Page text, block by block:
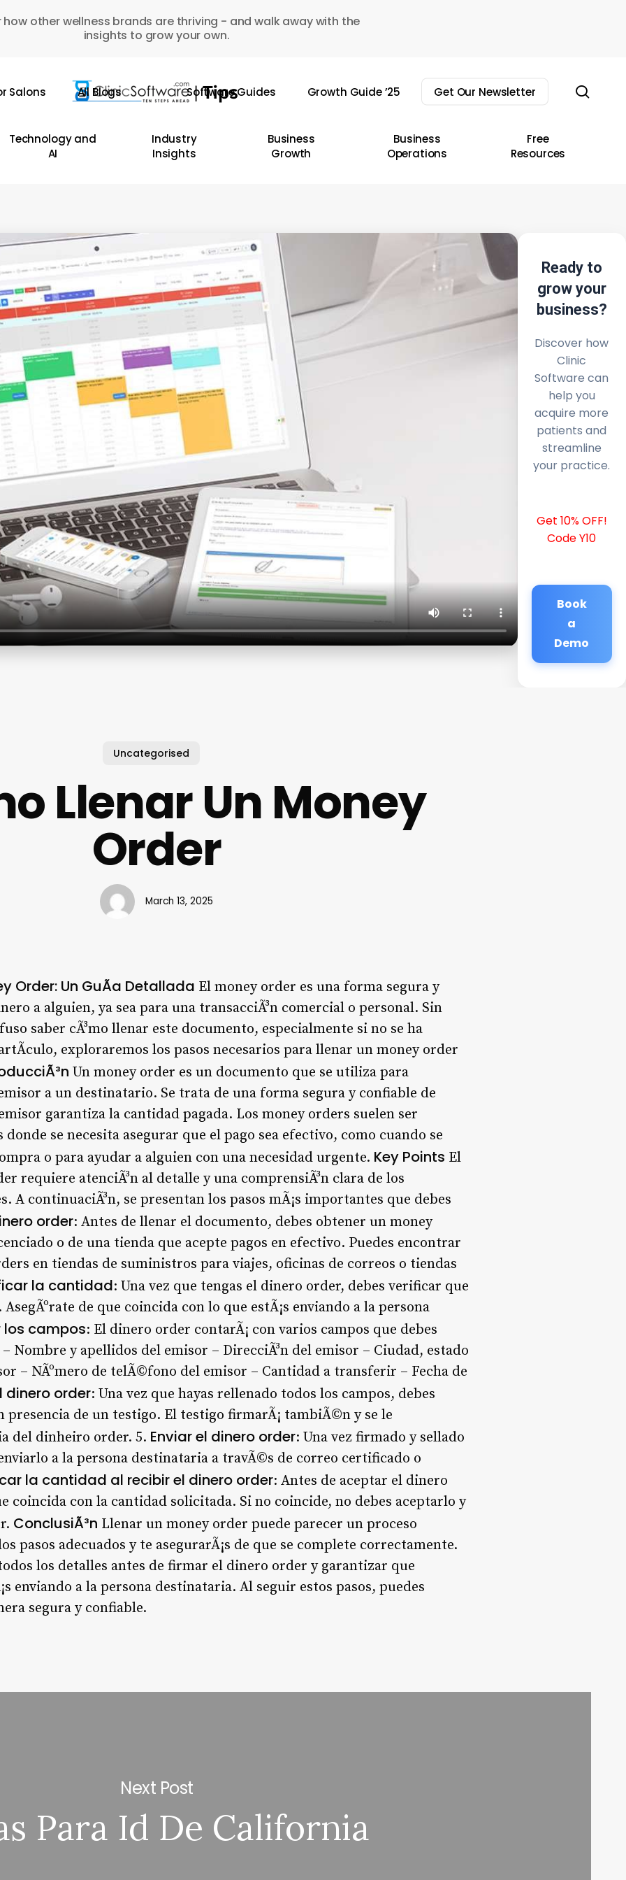
how other wellness brands are thriving - and walk away with the
insights to grow your own.
Salons All Blogs Software Guides Growth Guide ’25 Get Our Newsletter
Technology and
AI
Industry
Insights
Business
Growth
Business
Operations
Free
Resources
Ready to
grow your
business?
Discover how
Clinic
Software can
help you
acquire more
patients and
streamline
your practice.
Get 10% OFF!
Code Y10
Book
a
Demo
Uncategorised
Llenar Un Money
Order
March 13, 2025
Order: Un GuÃ­a Detallada El money order es una forma segura y
a alguien, ya sea para una transacciÃ³n comercial o personal. Sin
saber cÃ³mo llenar este documento, especialmente si no se ha
exploraremos los pasos necesarios para llenar un money order
Un money order es un documento que se utiliza para
a un destinatario. Se trata de una forma segura y confiable de
garantiza la cantidad pagada. Los money orders suelen ser
se necesita asegurar que el pago sea efectivo, como cuando se
o para ayudar a alguien con una necesidad urgente. Key Points El
requiere atenciÃ³n al detalle y una comprensiÃ³n clara de los
A continuaciÃ³n, se presentan los pasos mÃ¡s importantes que debes
order: Antes de llenar el documento, debes obtener un money
o de una tienda que acepte pagos en efectivo. Puedes encontrar
en tiendas de suministros para viajes, oficinas de correos o tiendas
la cantidad: Una vez que tengas el dinero order, debes verificar que
de que coincida con lo que estÃ¡s enviando a la persona
los campos: El dinero order contarÃ¡ con varios campos que debes
Nombre y apellidos del emisor – DirecciÃ³n del emisor – Ciudad, estado
– NÃºmero de telÃ©fono del emisor – Cantidad a transferir – Fecha de
dinero order: Una vez que hayas rellenado todos los campos, debes
de un testigo. El testigo firmarÃ¡ tambiÃ©n y se le
del dinheiro order. 5. Enviar el dinero order: Una vez firmado y sellado
a la persona destinataria a travÃ©s de correo certificado o
la cantidad al recibir el dinero order: Antes de aceptar el dinero
coincida con la cantidad solicitada. Si no coincide, no debes aceptarlo y
ConclusiÃ³n Llenar un money order puede parecer un proceso
pasos adecuados y te asegurarÃ¡s de que se complete correctamente.
los detalles antes de firmar el dinero order y garantizar que
enviando a la persona destinataria. Al seguir estos pasos, puedes
segura y confiable.
Next Post
Para Id De California